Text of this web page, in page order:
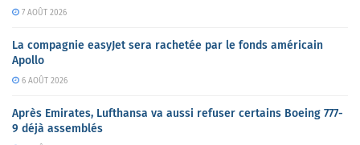
7 AOÛT 2026
La compagnie easyJet sera rachetée par le fonds américain
Apollo
6 AOÛT 2026
Après Emirates, Lufthansa va aussi refuser certains Boeing 777-
9 déjà assemblés